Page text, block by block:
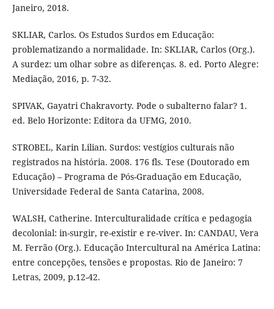
Janeiro, 2018.
SKLIAR, Carlos. Os Estudos Surdos em Educação:
problematizando a normalidade. In: SKLIAR, Carlos (Org.).
A surdez: um olhar sobre as diferenças. 8. ed. Porto Alegre:
Mediação, 2016, p. 7-32.
SPIVAK, Gayatri Chakravorty. Pode o subalterno falar? 1.
ed. Belo Horizonte: Editora da UFMG, 2010.
STROBEL, Karin Lilian. Surdos: vestígios culturais não
registrados na história. 2008. 176 fls. Tese (Doutorado em
Educação) – Programa de Pós-Graduação em Educação,
Universidade Federal de Santa Catarina, 2008.
WALSH, Catherine. Interculturalidade crítica e pedagogia
decolonial: in-surgir, re-existir e re-viver. In: CANDAU, Vera
M. Ferrão (Org.). Educação Intercultural na América Latina:
entre concepções, tensões e propostas. Rio de Janeiro: 7
Letras, 2009, p.12-42.